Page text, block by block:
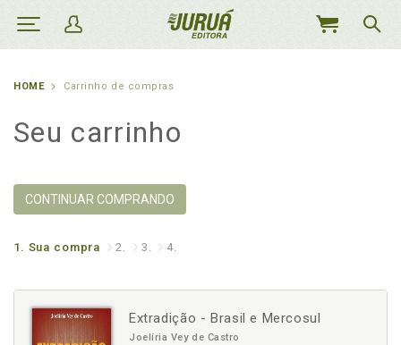
MEU
HOME Carrinho de compras
Seu carrinho
CONTINUAR COMPRANDO
1. Sua compra 2. 3. 4.
Extradição - Brasil e Mercosul
Joelíria Vey de Castro